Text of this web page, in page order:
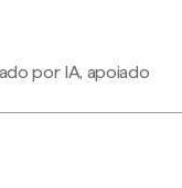
por IA, apoiado